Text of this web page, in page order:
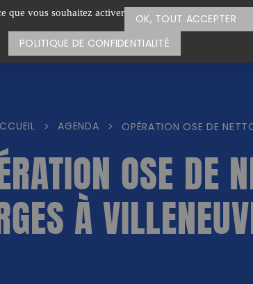
que vous souhaitez activer OK, TOUT ACCEPTER
POLITIQUE DE CONFIDENTIALITÉ
> AGENDA > OPÉRATION OSE DE
OSE DE
À